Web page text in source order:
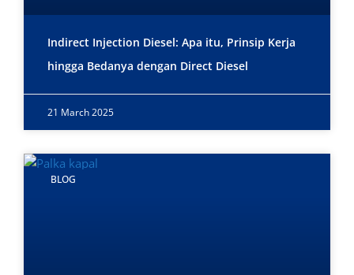
Indirect Injection Diesel: Apa itu, Prinsip Kerja
hingga Bedanya dengan Direct Diesel
21 March 2025
BLOG